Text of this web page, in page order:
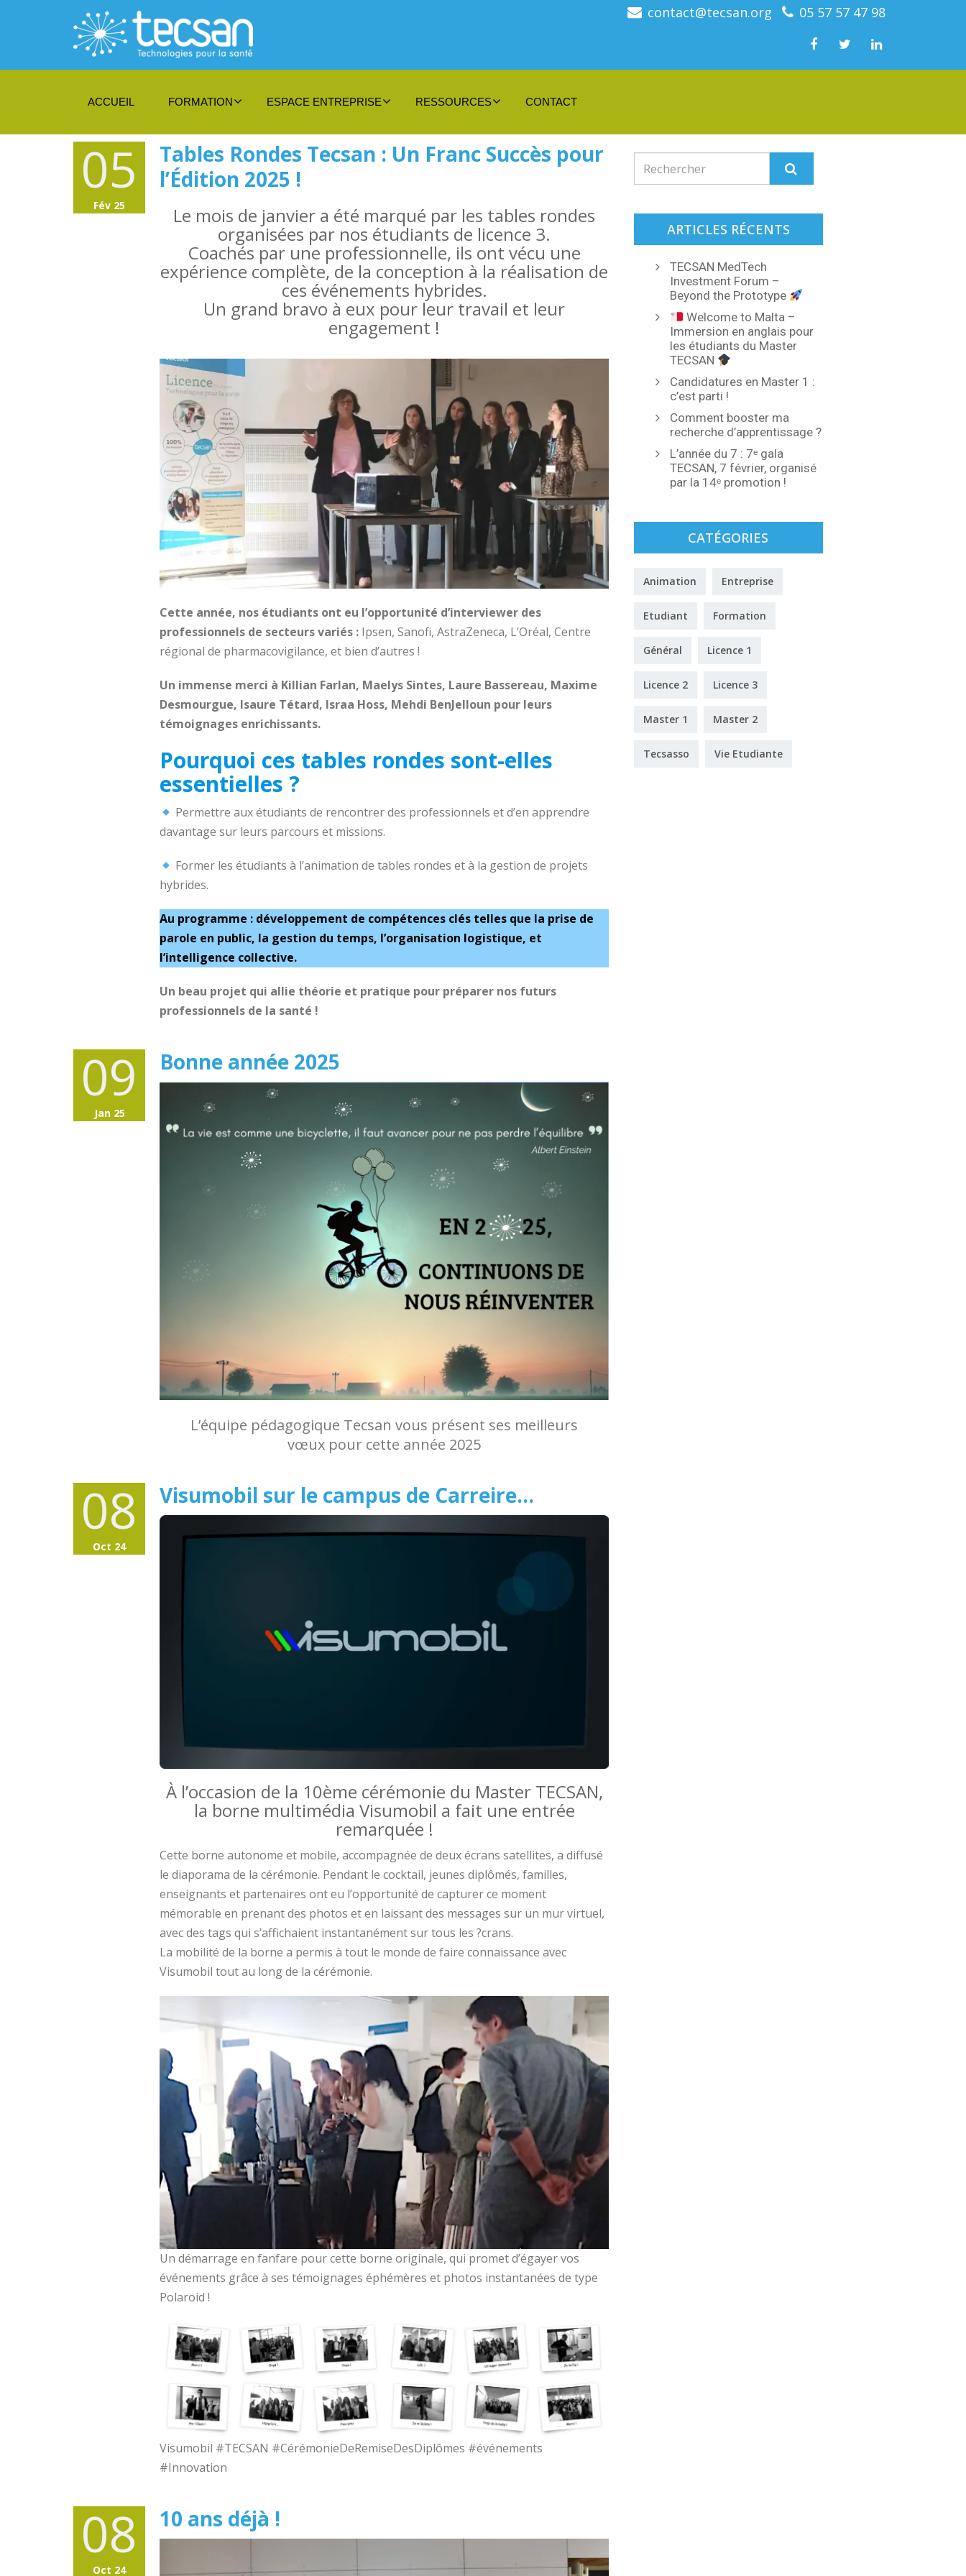
contact@tecsan.org 05 57 57 47 98
ACCUEIL FORMATION ESPACE ENTREPRISE RESSOURCES CONTACT
05
Fév 25
Tables Rondes Tecsan : Un Franc Succès pour
l’Édition 2025 !
Le mois de janvier a été marqué par les tables rondes
organisées par nos étudiants de licence 3.
Coachés par une professionnelle, ils ont vécu une
expérience complète, de la conception à la réalisation de
ces événements hybrides.
Un grand bravo à eux pour leur travail et leur
engagement !
Cette année, nos étudiants ont eu l’opportunité d’interviewer des
professionnels de secteurs variés : Ipsen, Sanofi, AstraZeneca, L’Oréal, Centre
régional de pharmacovigilance, et bien d’autres !
Un immense merci à Killian Farlan, Maelys Sintes, Laure Bassereau, Maxime
Desmourgue, Isaure Tétard, Israa Hoss, Mehdi BenJelloun pour leurs
témoignages enrichissants.
Pourquoi ces tables rondes sont-elles
essentielles ?
Permettre aux étudiants de rencontrer des professionnels et d’en apprendre
davantage sur leurs parcours et missions.
Former les étudiants à l’animation de tables rondes et à la gestion de projets
hybrides.
Au programme : développement de compétences clés telles que la prise de
parole en public, la gestion du temps, l’organisation logistique, et
l’intelligence collective.
Un beau projet qui allie théorie et pratique pour préparer nos futurs
professionnels de la santé !
09
Jan 25
Bonne année 2025
L’équipe pédagogique Tecsan vous présent ses meilleurs
vœux pour cette année 2025
08
Oct 24
Visumobil sur le campus de Carreire…
À l’occasion de la 10ème cérémonie du Master TECSAN,
la borne multimédia Visumobil a fait une entrée
remarquée !
Cette borne autonome et mobile, accompagnée de deux écrans satellites, a diffusé
le diaporama de la cérémonie. Pendant le cocktail, jeunes diplômés, familles,
enseignants et partenaires ont eu l’opportunité de capturer ce moment
mémorable en prenant des photos et en laissant des messages sur un mur virtuel,
avec des tags qui s’affichaient instantanément sur tous les ?crans.
La mobilité de la borne a permis à tout le monde de faire connaissance avec
Visumobil tout au long de la cérémonie.
Un démarrage en fanfare pour cette borne originale, qui promet d’égayer vos
événements grâce à ses témoignages éphémères et photos instantanées de type
Polaroid !
Visumobil #TECSAN #CérémonieDeRemiseDesDiplômes #événements
#Innovation
08
Oct 24
10 ans déjà !
ARTICLES RÉCENTS
TECSAN MedTech
Investment Forum –
Beyond the Prototype
Welcome to Malta –
Immersion en anglais pour
les étudiants du Master
TECSAN
Candidatures en Master 1 :
c’est parti !
Comment booster ma
recherche d’apprentissage ?
L’année du 7 : 7ᵉ gala
TECSAN, 7 février, organisé
par la 14ᵉ promotion !
CATÉGORIES
Animation Entreprise
Etudiant Formation
Général Licence 1
Licence 2 Licence 3
Master 1 Master 2
Tecsasso Vie Etudiante